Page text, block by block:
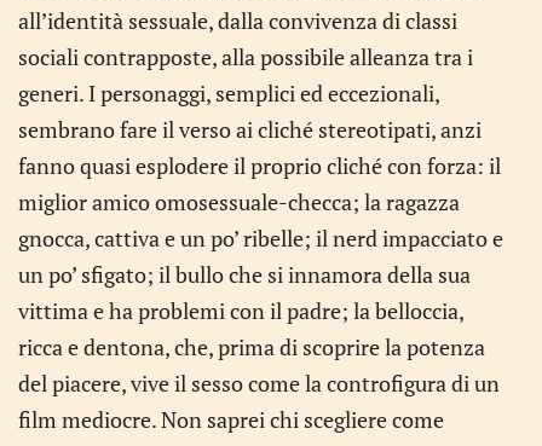
all’identità sessuale, dalla convivenza di classi
sociali contrapposte, alla possibile alleanza tra i
generi. I personaggi, semplici ed eccezionali,
sembrano fare il verso ai cliché stereotipati, anzi
fanno quasi esplodere il proprio cliché con forza: il
miglior amico omosessuale-checca; la ragazza
gnocca, cattiva e un po’ ribelle; il nerd impacciato e
un po’ sfigato; il bullo che si innamora della sua
vittima e ha problemi con il padre; la belloccia,
ricca e dentona, che, prima di scoprire la potenza
del piacere, vive il sesso come la controfigura di un
film mediocre. Non saprei chi scegliere come